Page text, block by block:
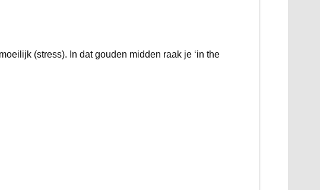
(stress). In dat gouden midden raak je ‘in the